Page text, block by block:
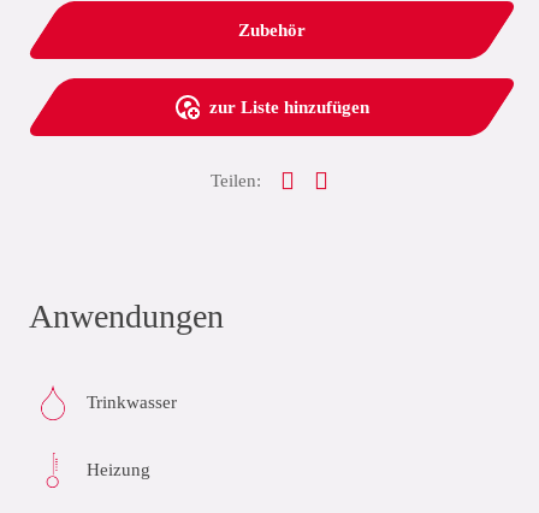
Zubehör
zur Liste hinzufügen
Teilen:
Anwendungen
Trinkwasser
Heizung